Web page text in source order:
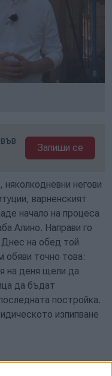
Запиши се
негови
варненският
начало на процеса
Алино. Направи го
Днес на обед той
обяви точно това:
на деня щели да
да бъдат
постройка.
изпипване